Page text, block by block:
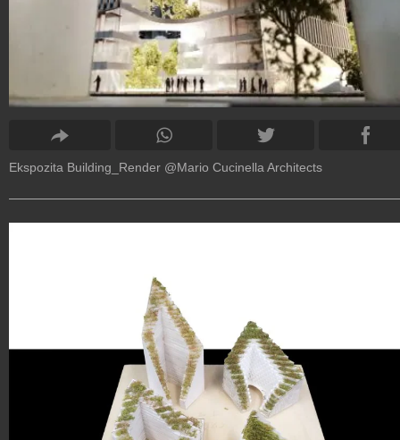
Ekspozita Building_Render @Mario Cucinella Architects